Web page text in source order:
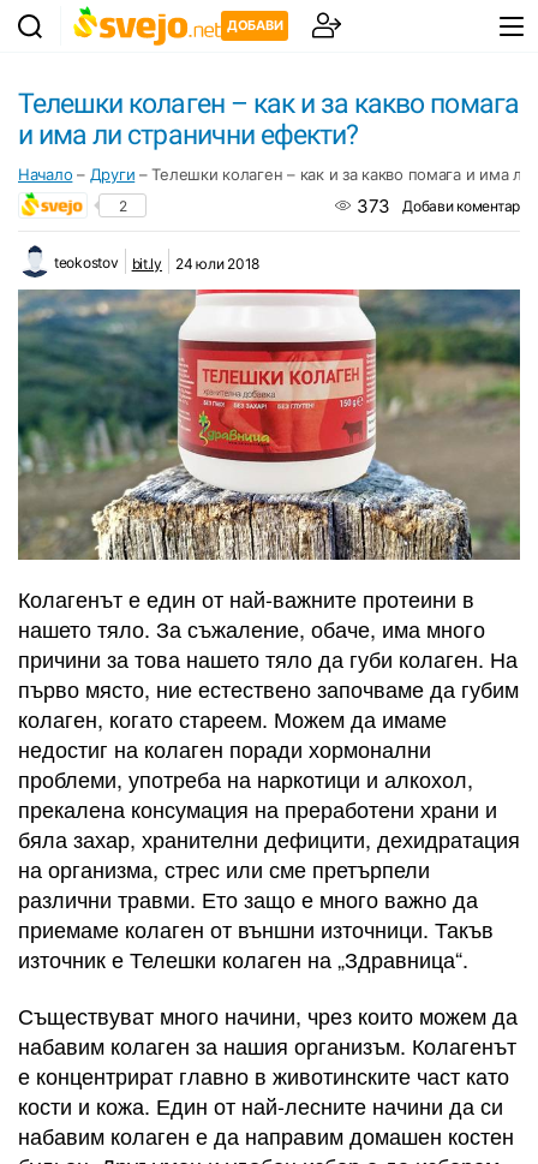
ДОБАВИ
Телешки колаген – как и за какво помага
и има ли странични ефекти?
Начало – Други –Телешки колаген – как и за какво помага и има ли
2 373 Добави коментар
teokostov bit.ly 24 юли 2018
Колагенът е един от най-важните протеини в
нашето тяло. За съжаление, обаче, има много
причини за това нашето тяло да губи колаген. На
първо място, ние естествено започваме да губим
колаген, когато стареем. Можем да имаме
недостиг на колаген поради хормонални
проблеми, употреба на наркотици и алкохол,
прекалена консумация на преработени храни и
бяла захар, хранителни дефицити, дехидратация
на организма, стрес или сме претърпели
различни травми. Ето защо е много важно да
приемаме колаген от външни източници. Такъв
източник е Телешки колаген на „Здравница“.
Съществуват много начини, чрез които можем да
набавим колаген за нашия организъм. Колагенът
е концентрират главно в животинските част като
кости и кожа. Един от най-лесните начини да си
набавим колаген е да направим домашен костен